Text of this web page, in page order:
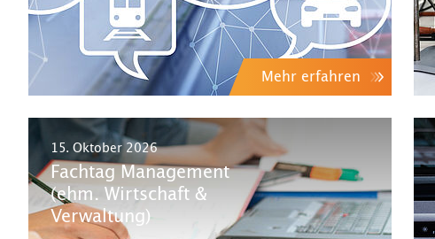
Mehr erfahren
15. Oktober 2026
Fachtag Management
(ehm. Wirtschaft &
Verwaltung)